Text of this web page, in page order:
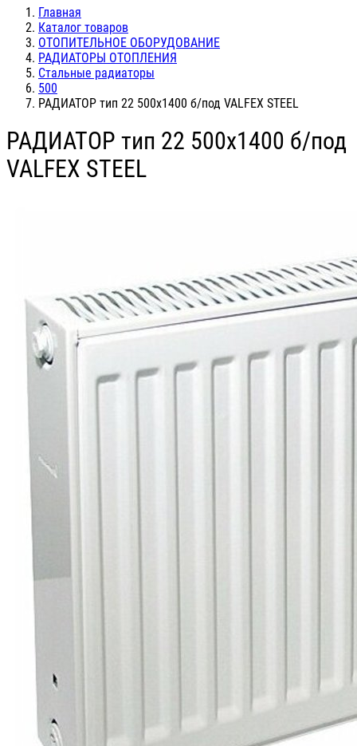
Главная
Каталог товаров
ОТОПИТЕЛЬНОЕ ОБОРУДОВАНИЕ
РАДИАТОРЫ ОТОПЛЕНИЯ
Стальные радиаторы
500
РАДИАТОР тип 22 500х1400 б/под VALFEX STEEL
РАДИАТОР тип 22 500х1400 б/под
VALFEX STEEL